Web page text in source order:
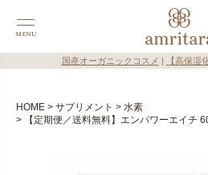
国産オーガニックコスメ 【高保湿
HOME サプリメント
水素
【定期便／送料無料】エンパワーエイチ